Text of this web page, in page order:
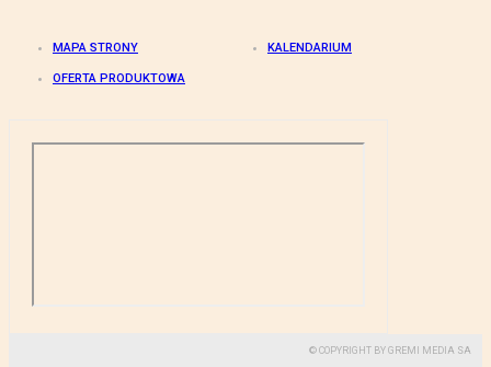
MAPA STRONY KALENDARIUM
OFERTA PRODUKTOWA
© COPYRIGHT BY GREMI MEDIA SA